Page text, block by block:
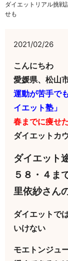
ダイエットリアル挑
せも
2021/02/26
こんにちわ
愛媛県、松山
運動が苦手で
イエット塾」
春までに痩せ
ダイエットカ
ダイエット
５８・４ま
里依紗さん
ダイエットで
いけない
モエトンジュ